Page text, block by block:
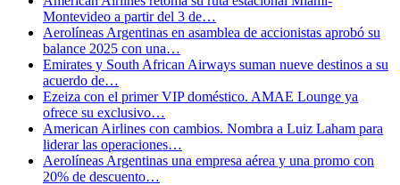
Montevideo a partir del 3 de…
Aerolíneas Argentinas en asamblea de accionistas aprobó su
balance 2025 con una…
Emirates y South African Airways suman nueve destinos a su
acuerdo de…
Ezeiza con el primer VIP doméstico. AMAE Lounge ya
ofrece su exclusivo…
American Airlines con cambios. Nombra a Luiz Laham para
liderar las operaciones…
Aerolíneas Argentinas una empresa aérea y una promo con
20% de descuento…